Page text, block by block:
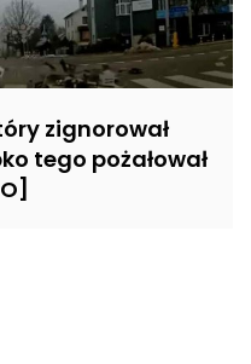
zignorował
tego pożałował